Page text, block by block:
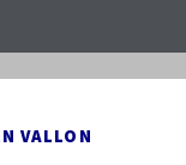
VALLON